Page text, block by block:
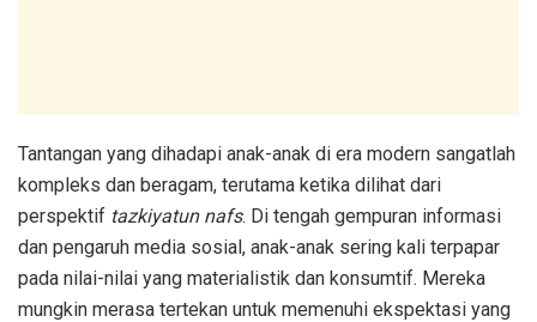
Tantangan yang dihadapi anak-anak di era modern sangatlah
kompleks dan beragam, terutama ketika dilihat dari
perspektif tazkiyatun nafs. Di tengah gempuran informasi
dan pengaruh media sosial, anak-anak sering kali terpapar
pada nilai-nilai yang materialistik dan konsumtif. Mereka
mungkin merasa tertekan untuk memenuhi ekspektasi yang